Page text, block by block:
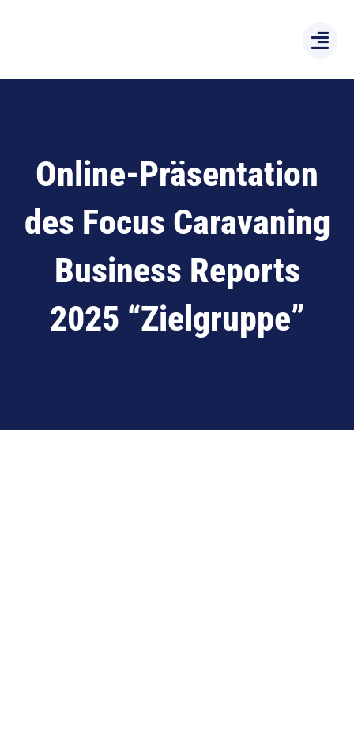
Online-Präsentation
des Focus Caravaning
Business Reports
2025 “Zielgruppe”